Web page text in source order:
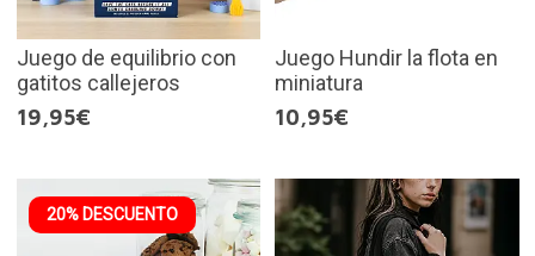
Juego de equilibrio con
gatitos callejeros
19,95€
Juego Hundir la flota en
miniatura
10,95€
20% DESCUENTO